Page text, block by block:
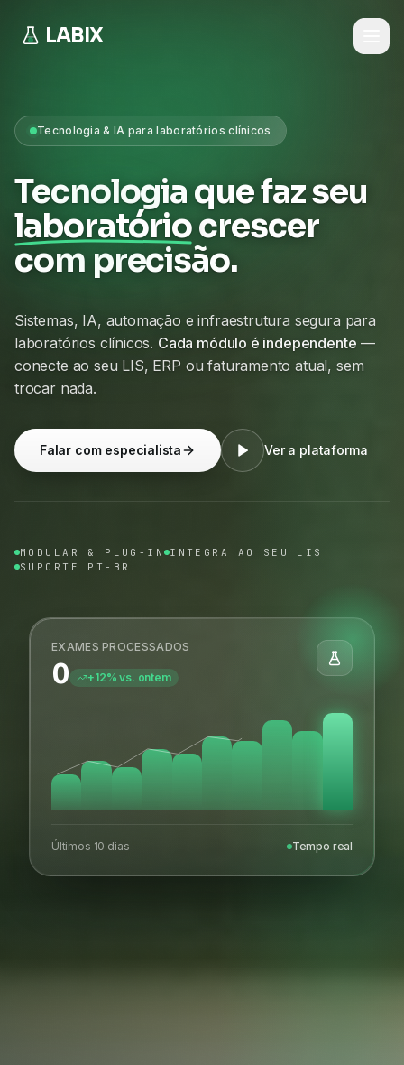
LABIX
Tecnologia & IA para laboratórios clínicos
Tecnologia que faz seu
laboratóriocrescer
com precisão.
Sistemas, IA, automação e infraestrutura segura para
laboratórios clínicos. Cada módulo é independente —
conecte ao seu LIS, ERP ou faturamento atual, sem
trocar nada.
Falar com especialista Ver a plataforma
MODULAR & PLUG-IN INTEGRA AO SEU LIS
SUPORTE PT-BR
EXAMES PROCESSADOS
0 +12% vs. ontem
Últimos 10 dias Tempo real